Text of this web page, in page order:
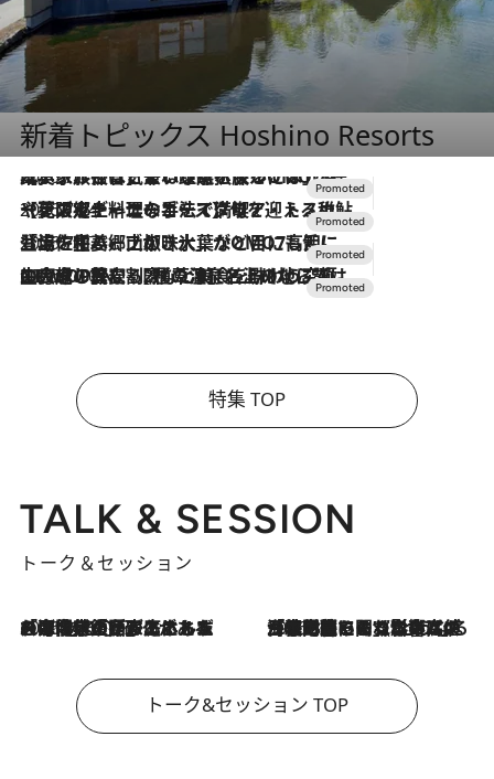
新着トピックス Hoshino Resorts
2026.7.31
【ホテル帰省】という選択肢をOMOが提案。家族とほどよい距離を保つには「昼は実家、夜は気兼ねなくホテルで！」
2026.7.24
【夏限定ディナーコース】旬を迎える稚鮎や花ズッキーニなどをイタリア・トスカーナの郷土料理の手法で満喫！
2026.7.17
「土佐和ハーブかき氷」がOMO7高知に登場！生姜、山椒、大葉など目にも舌にも涼を呼ぶ郷土の味
2026.7.10
NEW OPEN！【界 草津】名湯の地に誕生。趣の異なる2種の温泉と上州ならではの会席・蕎麦割烹など美食を味わう究極の癒やし旅
特集 TOP
TALK & SESSION
トーク＆セッション
2026.8.3
「今後値上げがあるとすれば…」「リスクがあるのは今年の冬」エネルギー専門家が語る、ホルムズ海峡封鎖が家庭にもたらす“ある心配” 2026.8.3
「住宅建てられない…」「サーチャージ料の高値が続いている」ホルムズ海峡封鎖による影響はいつまで続く？《エネルギー専門家に聞く“どうなる日本の暮らし”》
トーク&セッション TOP